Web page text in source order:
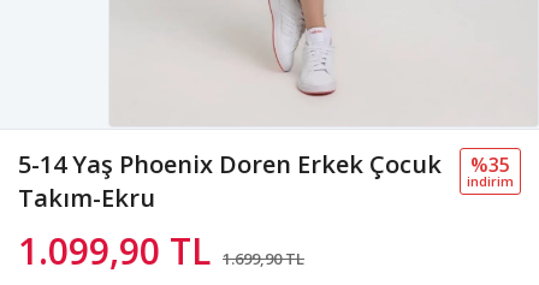
5-14 Yaş Phoenix Doren Erkek Çocuk
Takım-Ekru
1.099,90 TL 1.699,90 TL
%35
i̇ndi̇ri̇m